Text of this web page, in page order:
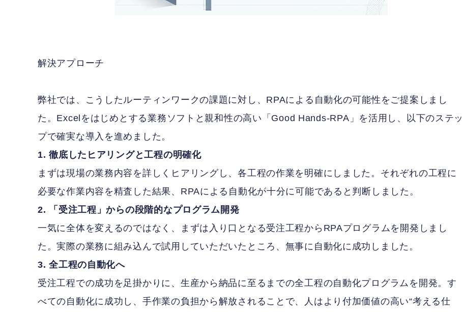
解決アプローチ
弊社では、こうしたルーティンワークの課題に対し、RPAによる自動化の可能性をご提案しまし
た。Excelをはじめとする業務ソフトと親和性の高い「Good Hands-RPA」を活用し、以下のステッ
プで確実な導入を進めました。
1. 徹底したヒアリングと工程の明確化
まずは現場の業務内容を詳しくヒアリングし、各工程の作業を明確にしました。それぞれの工程に
必要な作業内容を精査した結果、RPAによる自動化が十分に可能であると判断しました。
2. 「受注工程」からの段階的なプログラム開発
一気に全体を変えるのではなく、まずは入り口となる受注工程からRPAプログラムを開発しまし
た。実際の業務に組み込んで試用していただいたところ、無事に自動化に成功しました。
3. 全工程の自動化へ
受注工程での成功を足掛かりに、生産から納品に至るまでの全工程の自動化プログラムを開発。す
べての自動化に成功し、手作業の負担から解放されることで、人はより付加価値の高い“考える仕